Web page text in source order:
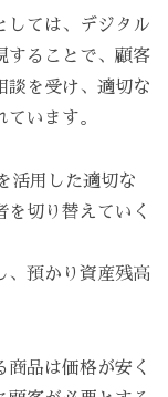
しては、デジタル
することで、顧客
談を受け、適切な
います。
活用した適切な
切り替えていく
、預かり資産残高
品は価格が安く